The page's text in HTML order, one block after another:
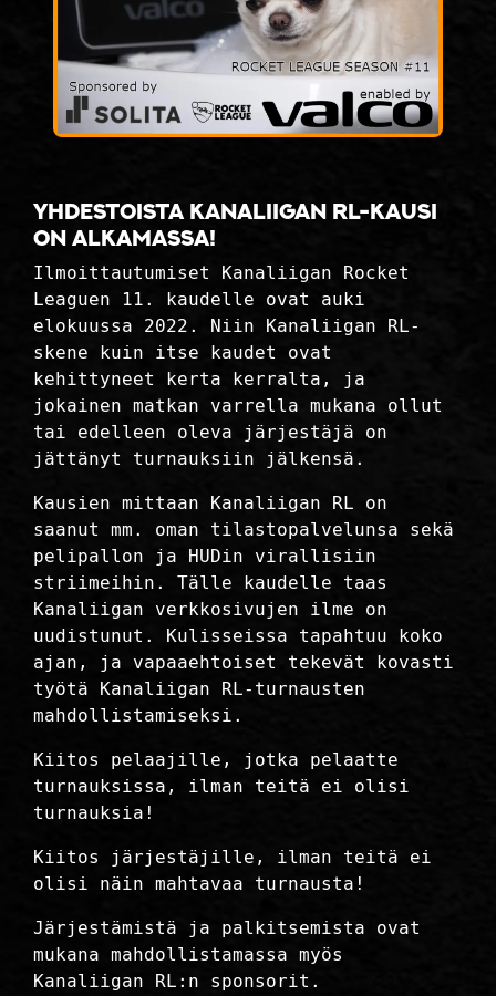
YHDESTOISTA KANALIIGAN RL-KAUSI
ON ALKAMASSA!
Ilmoittautumiset Kanaliigan Rocket
Leaguen 11. kaudelle ovat auki
elokuussa 2022. Niin Kanaliigan RL-
skene kuin itse kaudet ovat
kehittyneet kerta kerralta, ja
jokainen matkan varrella mukana ollut
tai edelleen oleva järjestäjä on
jättänyt turnauksiin jälkensä.
Kausien mittaan Kanaliigan RL on
saanut mm. oman tilastopalvelunsa sekä
pelipallon ja HUDin virallisiin
striimeihin. Tälle kaudelle taas
Kanaliigan verkkosivujen ilme on
uudistunut. Kulisseissa tapahtuu koko
ajan, ja vapaaehtoiset tekevät kovasti
työtä Kanaliigan RL-turnausten
mahdollistamiseksi.
Kiitos pelaajille, jotka pelaatte
turnauksissa, ilman teitä ei olisi
turnauksia!
Kiitos järjestäjille, ilman teitä ei
olisi näin mahtavaa turnausta!
Järjestämistä ja palkitsemista ovat
mukana mahdollistamassa myös
Kanaliigan RL:n sponsorit.